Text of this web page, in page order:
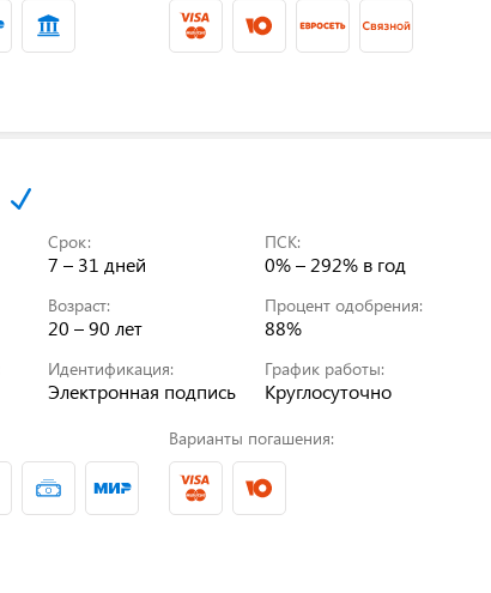
Срок:
7 – 31 дней
ПСК:
0% – 292% в год
Возраст:
20 – 90 лет
Процент одобрения:
88%
Идентификация:
Электронная подпись
График работы:
Круглосуточно
Варианты погашения: